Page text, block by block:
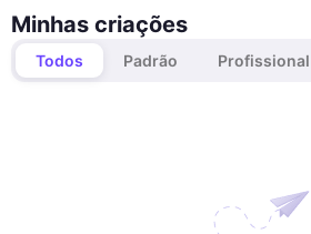
Minhas criações
Todos Padrão Profissional